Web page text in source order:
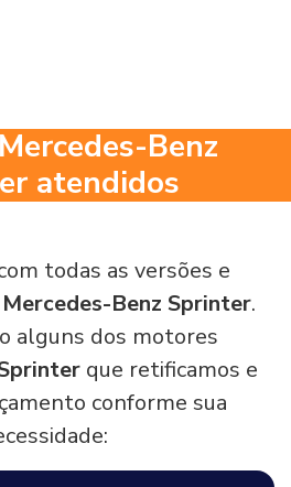
Benz
atendidos
todas as versões e
Mercedes-Benz Sprinter.
alguns dos motores
que retificamos e
conforme sua